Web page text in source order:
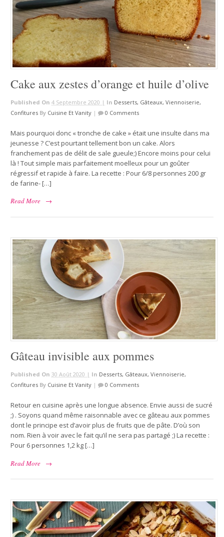
Cake aux zestes d’orange et huile d’olive
Published On4 Septembre 2020 | In Desserts, Gâteaux, Viennoiserie,
Confitures By Cuisine Et Vanity | 0 Comments
Mais pourquoi donc « tronche de cake » était une insulte dans ma
jeunesse ? C’est pourtant tellement bon un cake. Alors
franchement pas de délit de sale gueule;) Encore moins pour celui
là ! Tout simple mais parfaitement moelleux pour un goûter
régressif et rapide à faire. La recette : Pour 6/8 personnes 200 gr
de farine- […]
Read More
→
Gâteau invisible aux pommes
Published On30 Août 2020 | In Desserts, Gâteaux, Viennoiserie,
Confitures By Cuisine Et Vanity | 0 Comments
Retour en cuisine après une longue absence. Envie aussi de sucré
;) . Soyons quand même raisonnable avec ce gâteau aux pommes
dont le principe est d’avoir plus de fruits que de pâte. D’où son
nom. Rien à voir avec le fait qu’il ne sera pas partagé ;) La recette :
Pour 6 personnes 1,2 kg […]
Read More
→